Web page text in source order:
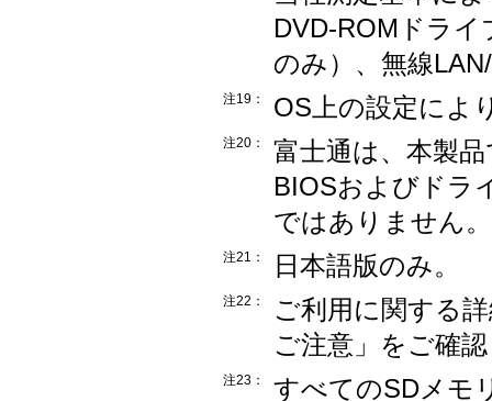
DVD-ROMドラ
のみ）、無線
注19： OS上の設定によ
注20：
富士通は、本製
BIOSおよびドラ
ではありません。
注21： 日本語版のみ。
注22：
ご利用に関する
ご注意」をご確
注23：
すべてのSDメモ